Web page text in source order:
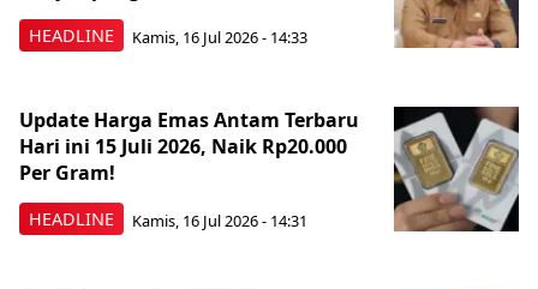
HEADLINE Kamis, 16 Jul 2026 - 14:33
HEADLINE
Update Harga Emas Antam Terbaru
Hari ini 15 Juli 2026, Naik Rp20.000
Per Gram!
Kamis, 16 Jul 2026 - 14:31